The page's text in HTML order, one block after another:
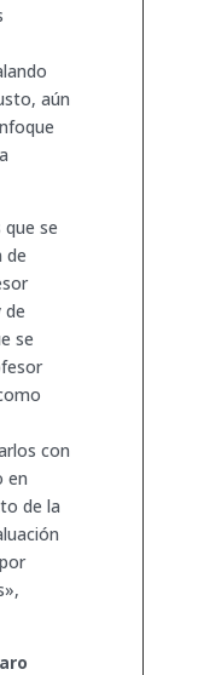
aún
se
de
de
se
con
en
de la